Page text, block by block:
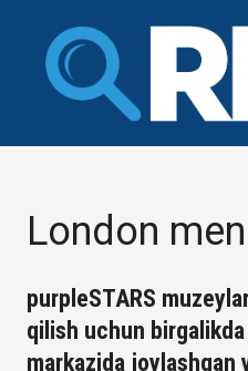
London
purpleSTARS
qilish uchun
markazida joylashgan